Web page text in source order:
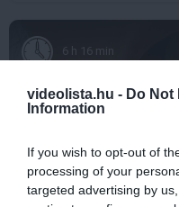
videolista.hu - Do Not
Information
If you wish to opt-out of
processing of your
targeted advertising by
6 h 16 min